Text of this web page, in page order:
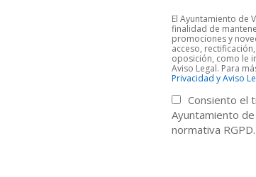
El Ayuntamiento de
finalidad de
promociones y
acceso,
oposición, como le
Aviso Legal. Para
Privacidad y Aviso
Consiento el
Ayuntamiento
normativa RGPD.